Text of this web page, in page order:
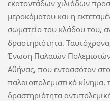
εκατοντάδων χιλιάδων
μεροκάματου και η
σωματείο του κλάδου του,
δραστηριότητα.
Ένωση Παλαιών
Αθήνας, που εντασσόταν
παλαιοπολεμιστικό
δραστηριότητα